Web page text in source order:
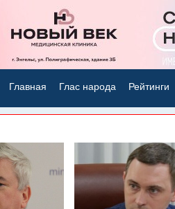
Главная Глас народа Рейтинги